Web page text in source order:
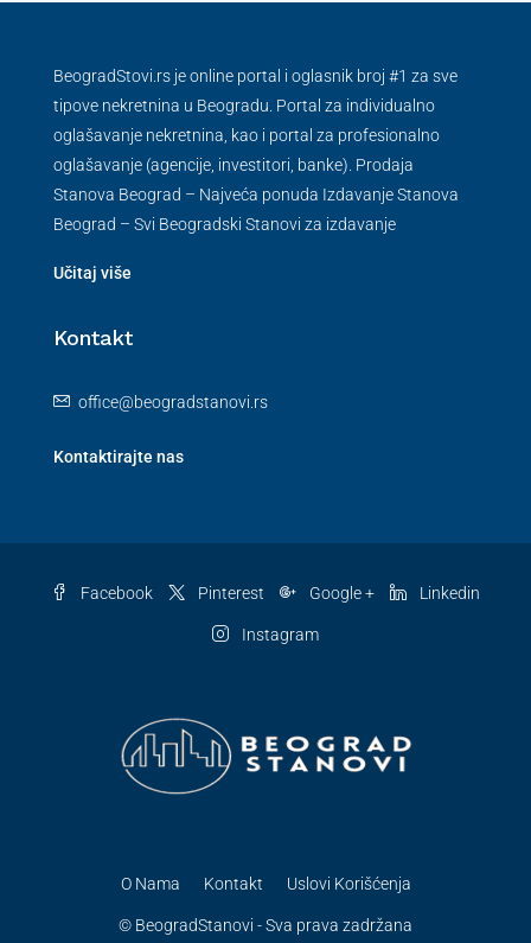
BeogradStovi.rs je online portal i oglasnik broj #1 za sve
tipove nekretnina u Beogradu. Portal za individualno
oglašavanje nekretnina, kao i portal za profesionalno
oglašavanje (agencije, investitori, banke). Prodaja
Stanova Beograd – Najveća ponuda Izdavanje Stanova
Beograd – Svi Beogradski Stanovi za izdavanje
Učitaj više
Kontakt
office@beogradstanovi.rs
Kontaktirajte nas
Facebook Pinterest Google + Linkedin
Instagram
O Nama Kontakt Uslovi Korišćenja
© BeogradStanovi - Sva prava zadržana